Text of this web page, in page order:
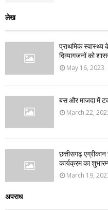
लेख
प्राथमिक स्वास्थ्य
दिव्यागजनों को
May 16, 2023
बस और माजदा में
March 22,
छत्तीसगढ़
कार्यक्रम का
March 19,
अपराध